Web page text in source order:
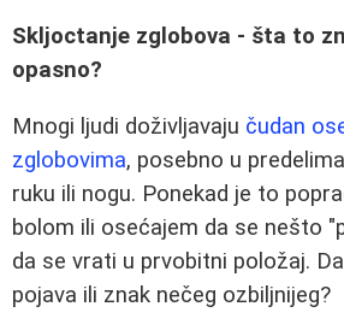
Skljoctanje zglobova - šta to
opasno?
Mnogi ljudi doživljavaju čudan
zglobovima, posebno u
ruku ili nogu. Ponekad je to
bolom ili osećajem da se nešto
da se vrati u prvobitni položaj.
pojava ili znak nečeg ozbiljnijeg?